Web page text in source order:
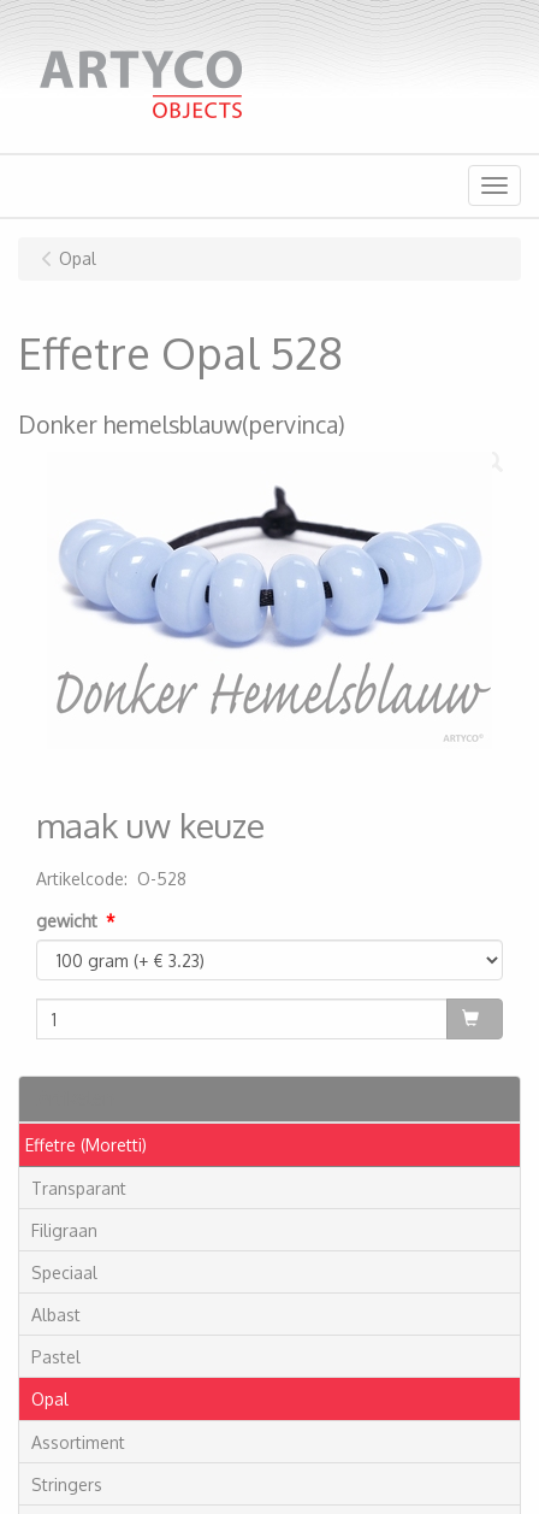
Menu
Effetre (Moretti)
Transparant
Filigraan
Speciaal
Albast
Pastel
Opal
Assortiment
Stringers
Opal
Effetre Opal 528
Donker hemelsblauw(pervinca)
maak uw keuze
Artikelcode: O-528
gewicht